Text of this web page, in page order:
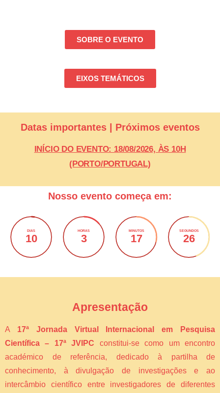
SOBRE O EVENTO
EIXOS TEMÁTICOS
Datas importantes | Próximos eventos
INÍCIO DO EVENTO: 18/08/2026, ÀS 10H
(PORTO/PORTUGAL)
Nosso evento começa em:
DIAS
10
HORAS
3
MINUTOS
17
SEGUNDOS
26
Apresentação
A 17ª Jornada Virtual Internacional em Pesquisa
Científica – 17ª JVIPC constitui-se como um encontro
académico de referência, dedicado à partilha de
conhecimento, à divulgação de investigações e ao
intercâmbio científico entre investigadores de diferentes